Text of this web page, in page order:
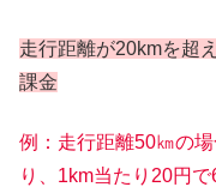
走行距離が20kmを超
課金
例：走行距離50㎞の
り、1km当たり20円で